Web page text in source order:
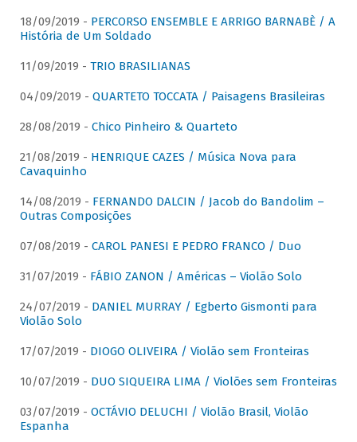
18/09/2019 - PERCORSO ENSEMBLE E ARRIGO BARNABÈ / A
História de Um Soldado
11/09/2019 - TRIO BRASILIANAS
04/09/2019 - QUARTETO TOCCATA / Paisagens Brasileiras
28/08/2019 - Chico Pinheiro & Quarteto
21/08/2019 - HENRIQUE CAZES / Música Nova para
Cavaquinho
14/08/2019 - FERNANDO DALCIN / Jacob do Bandolim –
Outras Composições
07/08/2019 - CAROL PANESI E PEDRO FRANCO / Duo
31/07/2019 - FÁBIO ZANON / Américas – Violão Solo
24/07/2019 - DANIEL MURRAY / Egberto Gismonti para
Violão Solo
17/07/2019 - DIOGO OLIVEIRA / Violão sem Fronteiras
10/07/2019 - DUO SIQUEIRA LIMA / Violões sem Fronteiras
03/07/2019 - OCTÁVIO DELUCHI / Violão Brasil, Violão
Espanha